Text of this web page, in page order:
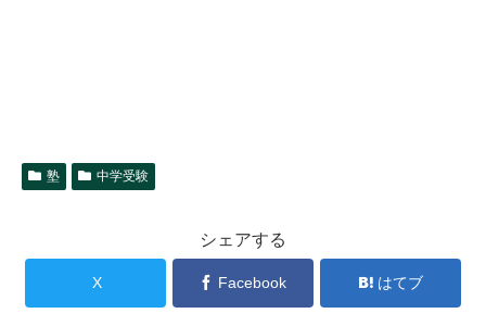
塾 中学受験
シェアする
X Facebook はてブ